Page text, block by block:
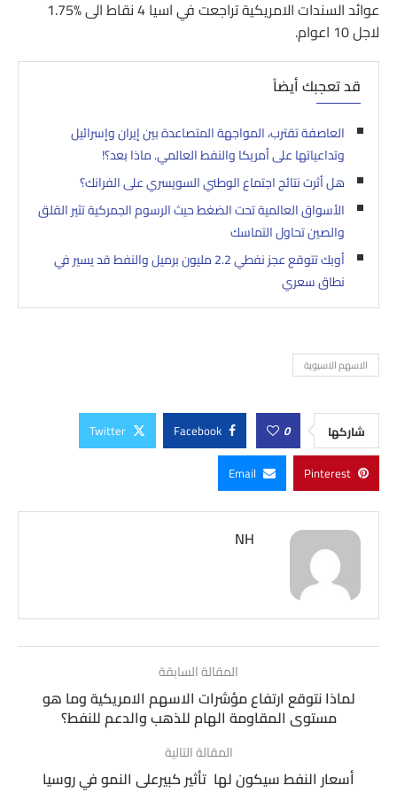
عوائد السندات الامريكية تراجعت في اسيا 4 نقاط الى 1.75‎%‎
لاجل 10 اعوام.
قد تعجبك أيضاً
العاصفة تقترب، المواجهة المتصاعدة بين إيران وإسرائيل
وتداعياتها على أمريكا والنفط العالمي. ماذا بعد؟!
هل أثرت نتائج اجتماع الوطني السويسري على الفرانك؟
الأسواق العالمية تحت الضغط حيث الرسوم الجمركية تثير القلق
والصين تحاول التماسك
أوبك تتوقع عجز نفطي 2.2 مليون برميل والنفط قد يسير في
نطاق سعري
الاسهم الاسيوية
شاركها 0
Facebook
Twitter
Pinterest
Email
NH
المقالة السابقة
لماذا نتوقع ارتفاع مؤشرات الاسهم الامريكية وما هو
مستوى المقاومة الهام للذهب والدعم للنفط؟
المقالة التالية
أسعار النفط سيكون لها تأثير كبيرعلى النمو في روسيا